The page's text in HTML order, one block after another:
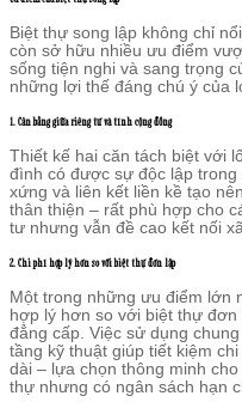
Biệt thự song lập không chỉ
còn sở hữu nhiều ưu điểm
sống tiện nghi và sang trọng
những lợi thế đáng chú ý của
1. Cân bằng giữa riêng tư và tính cộng đồng
Thiết kế hai căn tách biệt với
đình có được sự độc lập
xứng và liên kết liền kề tạo
thân thiện – rất phù hợp cho
tư nhưng vẫn đề cao kết nối
2. Chi phí hợp lý hơn so với biệt thự đơn lập
Một trong những ưu điểm lớn
hợp lý hơn so với biệt thự
đẳng cấp. Việc sử dụng
tầng kỹ thuật giúp tiết kiệm
dài – lựa chọn thông minh
thự nhưng có ngân sách hạn